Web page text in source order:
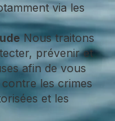
via les
Nous traitons
prévenir et
afin de vous
les crimes
et les